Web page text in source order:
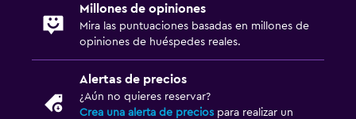
Millones de opiniones
Mira las puntuaciones basadas en millones de
opiniones de huéspedes reales.
Alertas de precios
¿Aún no quieres reservar?
Crea una alerta de precios para realizar un